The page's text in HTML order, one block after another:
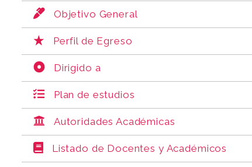
Objetivo General
Perfil de Egreso
Dirigido a
Plan de estudios
Autoridades Académicas
Listado de Docentes y Académicos